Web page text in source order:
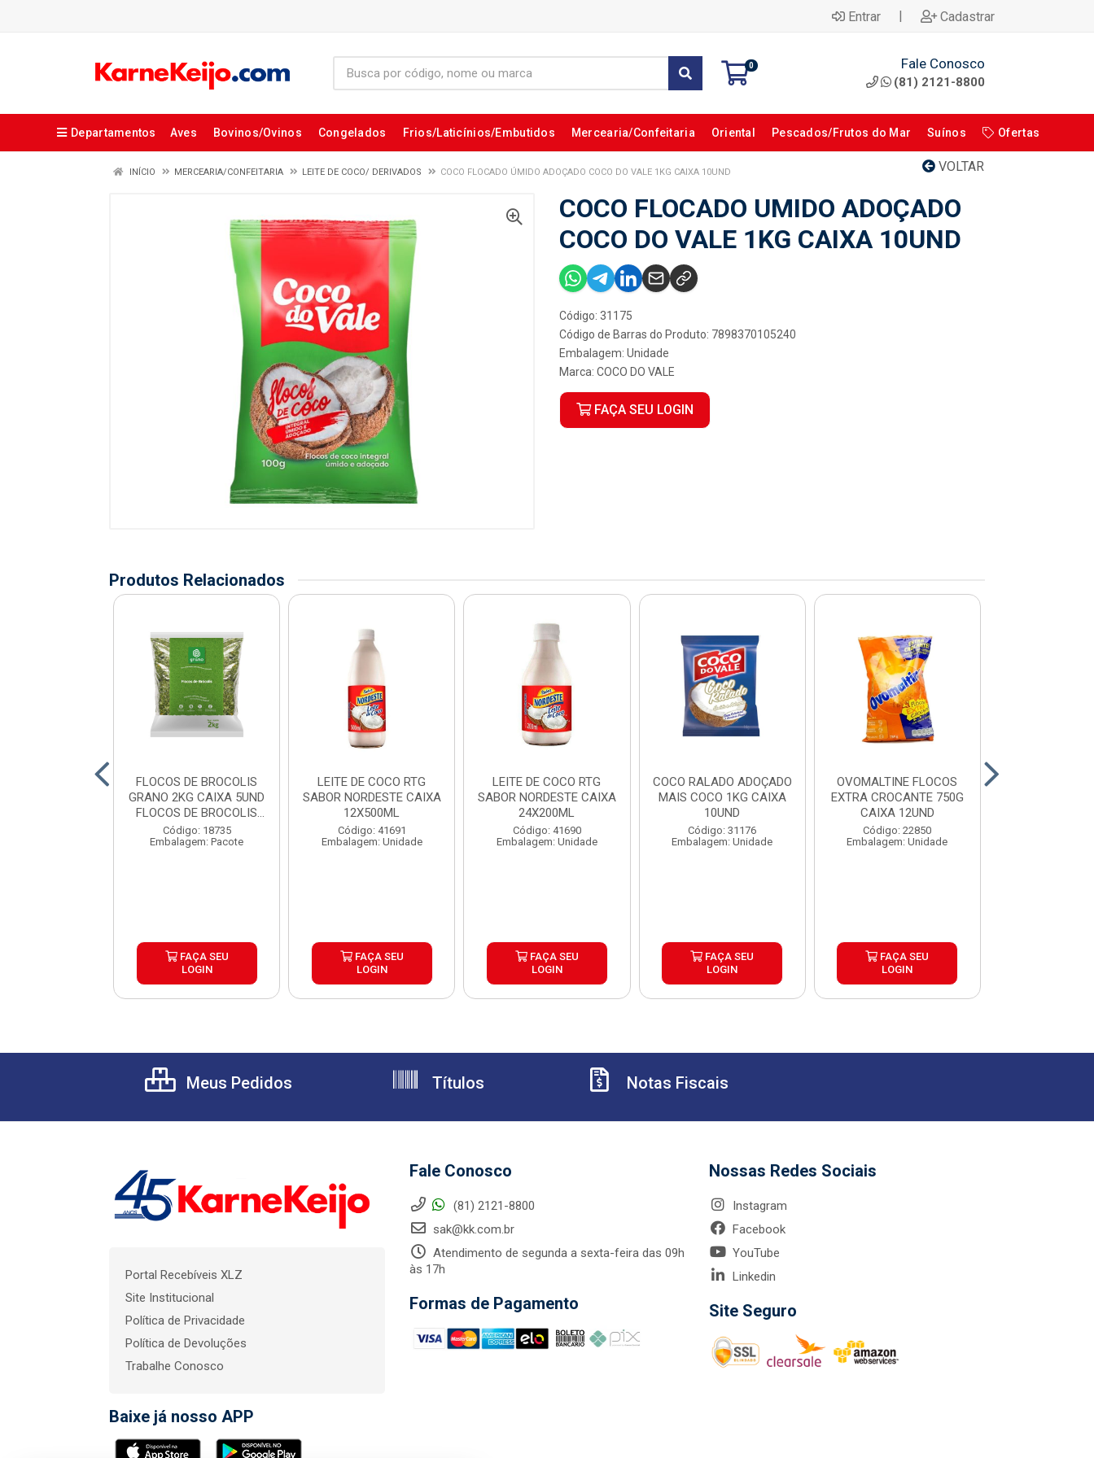
Entrar | Cadastrar
0 Fale Conosco
(81) 2121-8800
Departamentos Aves Bovinos/Ovinos Congelados Frios/Laticínios/Embutidos Mercearia/Confeitaria Oriental Pescados/Frutos do Mar Suínos Ofertas
VOLTAR
INÍCIO MERCEARIA/CONFEITARIA LEITE DE COCO/ DERIVADOS COCO FLOCADO ÚMIDO ADOÇADO COCO DO VALE 1KG CAIXA 10UND
COCO FLOCADO UMIDO ADOÇADO
COCO DO VALE 1KG CAIXA 10UND
Código: 31175
Código de Barras do Produto: 7898370105240
Embalagem: Unidade
Marca: COCO DO VALE
FAÇA SEU LOGIN
Produtos Relacionados
FLOCOS DE BROCOLIS
GRANO 2KG CAIXA 5UND
FLOCOS DE BROCOLIS
G...
Código: 18735
Embalagem: Pacote
FAÇA SEU
LOGIN
LEITE DE COCO RTG
SABOR NORDESTE CAIXA
12X500ML
Código: 41691
Embalagem: Unidade
FAÇA SEU
LOGIN
LEITE DE COCO RTG
SABOR NORDESTE CAIXA
24X200ML
Código: 41690
Embalagem: Unidade
FAÇA SEU
LOGIN
COCO RALADO ADOÇADO
MAIS COCO 1KG CAIXA
10UND
Código: 31176
Embalagem: Unidade
FAÇA SEU
LOGIN
OVOMALTINE FLOCOS
EXTRA CROCANTE 750G
CAIXA 12UND
Código: 22850
Embalagem: Unidade
FAÇA SEU
LOGIN
Meus Pedidos Títulos Notas Fiscais
Portal Recebíveis XLZ
Site Institucional
Política de Privacidade
Política de Devoluções
Trabalhe Conosco
Baixe já nosso APP
Fale Conosco
(81) 2121-8800
sak@kk.com.br
Atendimento de segunda a sexta-feira das 09h
às 17h
Formas de Pagamento
Nossas Redes Sociais
Instagram
Facebook
YouTube
Linkedin
Site Seguro